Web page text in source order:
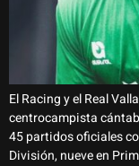
El Racing y el Real
centrocampista
45 partidos oficiales
División, nueve en